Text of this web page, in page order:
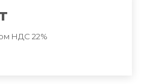
НДС 22%